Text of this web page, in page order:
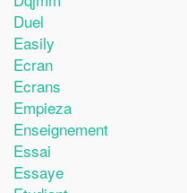
Duel
Easily
Ecran
Ecrans
Empieza
Enseignement
Essai
Essaye